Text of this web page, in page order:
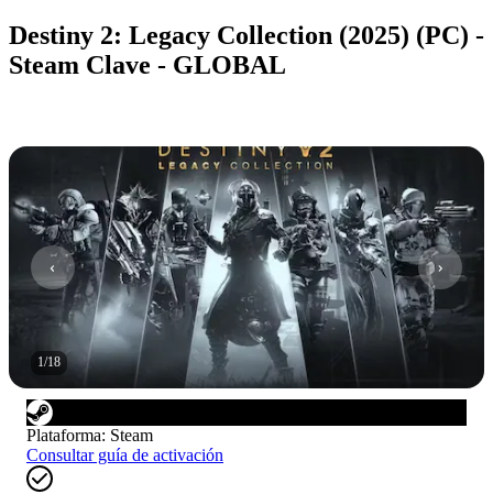
Destiny 2: Legacy Collection (2025) (PC) -
Steam Clave - GLOBAL
1/18
Plataforma: Steam
Consultar guía de activación